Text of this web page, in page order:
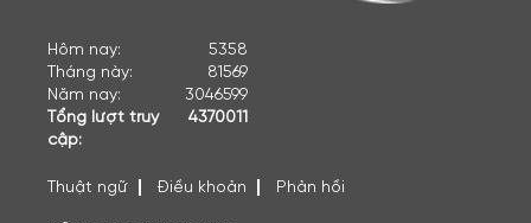
Hôm nay:
5358
Tháng này:
81569
Năm nay:
3046599
Tổng lượt truy
cập:
4370011
Thuật ngữ Điều khoản Phản hồi